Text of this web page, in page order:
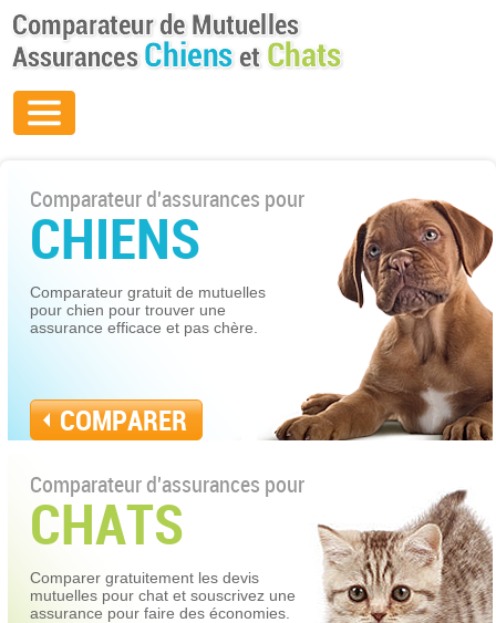
Comparateur d'assurances pour
CHIENS
Comparateur gratuit de mutuelles
pour chien pour trouver une
assurance efficace et pas chère.
COMPARER
Comparateur d'assurances pour
CHATS
Comparer gratuitement les devis
mutuelles pour chat et souscrivez une
assurance pour faire des économies.